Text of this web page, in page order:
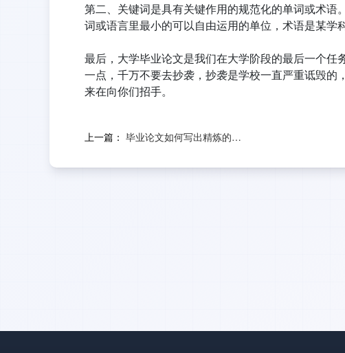
第二、关键词是具有关键作用的规范化的单词或术
词或语言里最小的可以自由运用的单位，术语是某学
最后，大学毕业论文是我们在大学阶段的最后一个
一点，千万不要去抄袭，抄袭是学校一直严重诋毁
来在向你们招手。
上一篇： 毕业论文如何写出精炼的标题？